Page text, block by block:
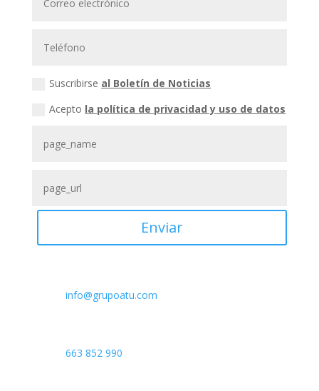
Suscribirse al Boletín de Noticias
Acepto la política de privacidad y uso de datos
Enviar
info@grupoatu.com
663 852 990